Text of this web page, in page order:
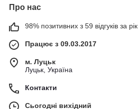
Про нас
98% позитивних з 59 відгуків за рік
Працює з 09.03.2017
м. Луцьк
Луцьк, Україна
Контакти
Сьогодні вихідний